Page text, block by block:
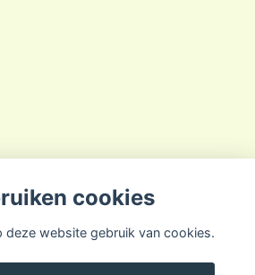
cookies
deze website gebruik van cookies.